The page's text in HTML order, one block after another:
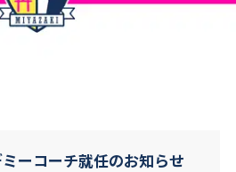
ーコーチ就任のお知らせ